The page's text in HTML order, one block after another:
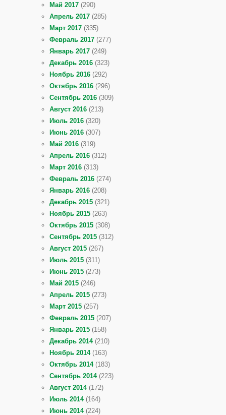
Май 2017 (290)
Апрель 2017 (285)
Март 2017 (335)
Февраль 2017 (277)
Январь 2017 (249)
Декабрь 2016 (323)
Ноябрь 2016 (292)
Октябрь 2016 (296)
Сентябрь 2016 (309)
Август 2016 (213)
Июль 2016 (320)
Июнь 2016 (307)
Май 2016 (319)
Апрель 2016 (312)
Март 2016 (313)
Февраль 2016 (274)
Январь 2016 (208)
Декабрь 2015 (321)
Ноябрь 2015 (263)
Октябрь 2015 (308)
Сентябрь 2015 (312)
Август 2015 (267)
Июль 2015 (311)
Июнь 2015 (273)
Май 2015 (246)
Апрель 2015 (273)
Март 2015 (257)
Февраль 2015 (207)
Январь 2015 (158)
Декабрь 2014(210)
Ноябрь 2014(163)
Октябрь 2014(183)
Сентябрь 2014(223)
Август 2014(172)
Июль 2014(164)
Июнь 2014(224)